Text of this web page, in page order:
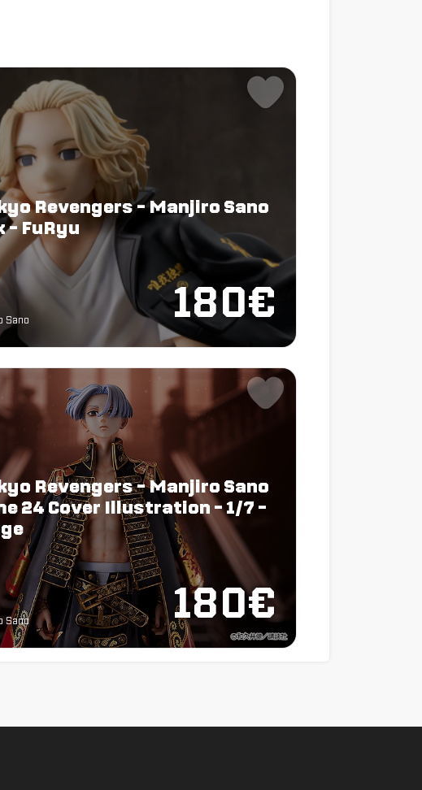
180€
Revengers - Manjiro Sano
- FuRyu
Sano
180€
Revengers - Manjiro Sano
24 Cover Illustration - 1/7 -
Sano